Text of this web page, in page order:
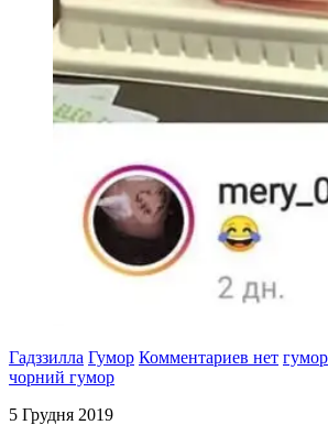
Гадззилла Гумор Комментариев нет гумор
чорний гумор
5 Грудня 2019